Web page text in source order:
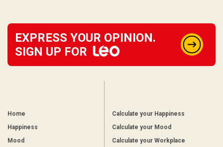
EXPRESS YOUR OPINION.
SIGN UP FOR
Home
Happiness
Mood
Calculate your Happiness
Calculate your Mood
Calculate your Workplace